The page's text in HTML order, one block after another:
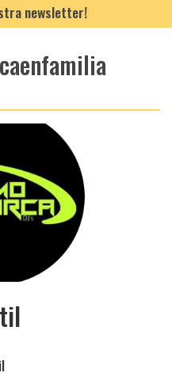
newsletter!